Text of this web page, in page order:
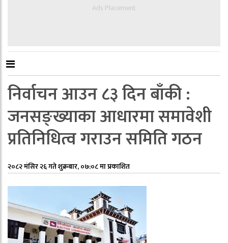
Ads Placement
निर्वाचन आउन ८३ दिन बाँकी :
जनसङ्ख्याका आधारमा समावेशी
प्रतिनिधित्व गराउन समिति गठन
२०८२ मंसिर २६ गते शुक्रबार, ०७:०८ मा प्रकाशित